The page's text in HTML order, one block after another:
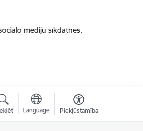
mediju sīkdatnes.
Language Piekļūstamība